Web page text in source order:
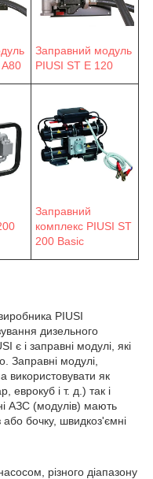
Заправний модуль
PIUSI ST E 120
Заправний
комплекс PIUSI ST
200 Basic
PIUSI
дизельного
є і заправні модулі, які
Заправні модулі,
використовувати як
еврокуб і т. д.) так і
АЗС (модулів) мають
бочку, швидкоз'ємні
різного діапазону